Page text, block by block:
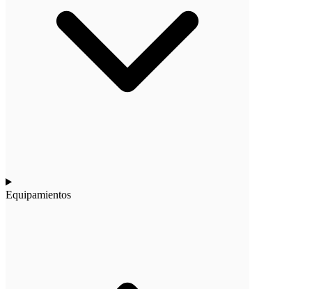
Equipamientos